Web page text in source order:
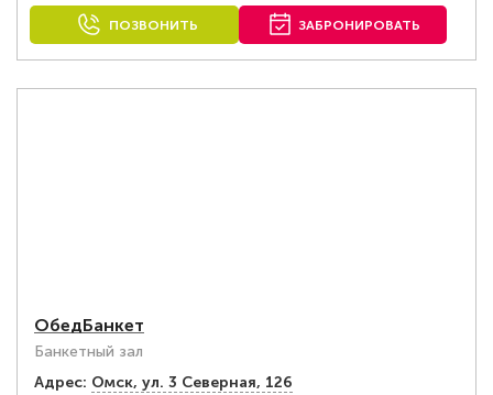
ПОЗВОНИТЬ ЗАБРОНИРОВАТЬ
ОбедБанкет
Банкетный зал
Адрес: Омск, ул. 3 Северная, 126